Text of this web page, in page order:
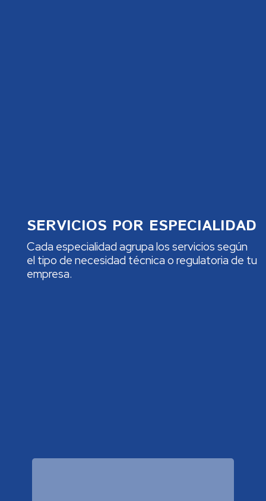
SERVICIOS POR ESPECIALIDAD
Cada especialidad agrupa los servicios según
el tipo de necesidad técnica o regulatoria de tu
empresa.